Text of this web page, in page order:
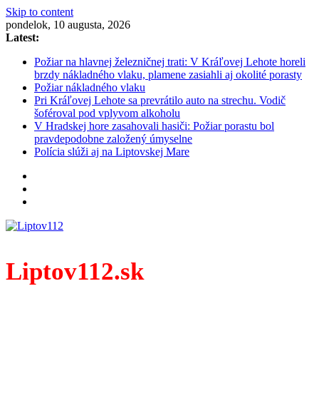
Skip to content
pondelok, 10 augusta, 2026
Latest:
Požiar na hlavnej železničnej trati: V Kráľovej Lehote horeli
brzdy nákladného vlaku, plamene zasiahli aj okolité porasty
Požiar nákladného vlaku
Pri Kráľovej Lehote sa prevrátilo auto na strechu. Vodič
šoféroval pod vplyvom alkoholu
V Hradskej hore zasahovali hasiči: Požiar porastu bol
pravdepodobne založený úmyselne
Polícia slúži aj na Liptovskej Mare
Liptov112.sk